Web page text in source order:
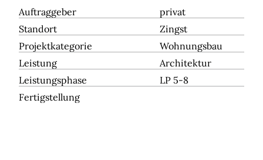
Auftraggeber
privat
Standort
Zingst
Projektkategorie
Wohnungsbau
Leistung
Architektur
Leistungsphase
LP 5-8
Fertigstellung